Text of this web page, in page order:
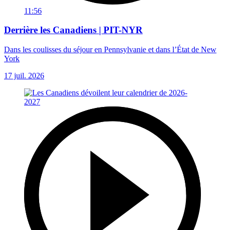
11:56
Derrière les Canadiens | PIT-NYR
Dans les coulisses du séjour en Pennsylvanie et dans l’État de New
York
17 juil. 2026